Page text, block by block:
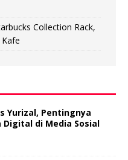
Collection Rack,
Yurizal, Pentingnya
Digital di Media Sosial